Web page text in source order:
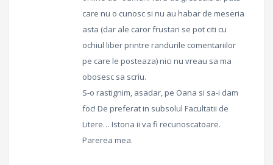
care nu o cunosc si nu au habar de meseria
asta (dar ale caror frustari se pot citi cu
ochiul liber printre randurile comentariilor
pe care le posteaza) nici nu vreau sa ma
obosesc sa scriu.
S-o rastignim, asadar, pe Oana si sa-i dam
foc! De preferat in subsolul Facultatii de
Litere… Istoria ii va fi recunoscatoare.
Parerea mea.